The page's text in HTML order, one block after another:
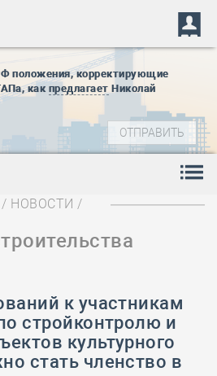
положения, корректирующие
как предлагает Николай
НОВОСТИ /
к участникам
стройконтролю и
культурного
стать членство в